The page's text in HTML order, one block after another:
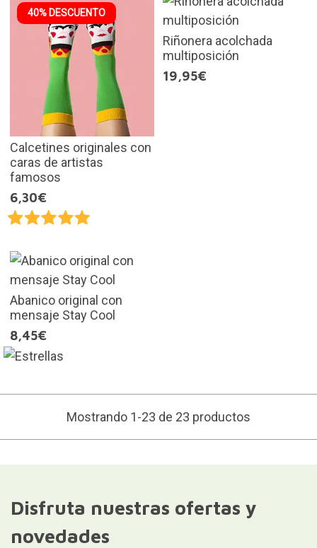
40% DESCUENTO
Calcetines originales con
caras de artistas
famosos
6,30€
Riñonera acolchada
multiposición
19,95€
Abanico original con
mensaje Stay Cool
8,45€
Mostrando 1-23 de 23 productos
Disfruta nuestras ofertas y
novedades